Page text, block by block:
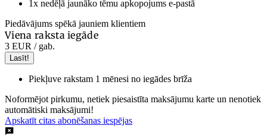
1x nedēļā jaunāko tēmu apkopojums e-pastā
Piedāvājums spēkā jauniem klientiem
Viena raksta iegāde
3 EUR / gab.
Lasīt!
Piekļuve rakstam 1 mēnesi no iegādes brīža
Noformējot pirkumu, netiek piesaistīta maksājumu karte un nenotiek
automātiski maksājumi!
Apskatīt citas abonēšanas iespējas